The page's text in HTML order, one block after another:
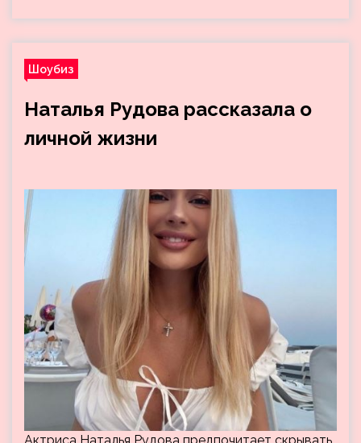
Шоубиз
Наталья Рудова рассказала о
личной жизни